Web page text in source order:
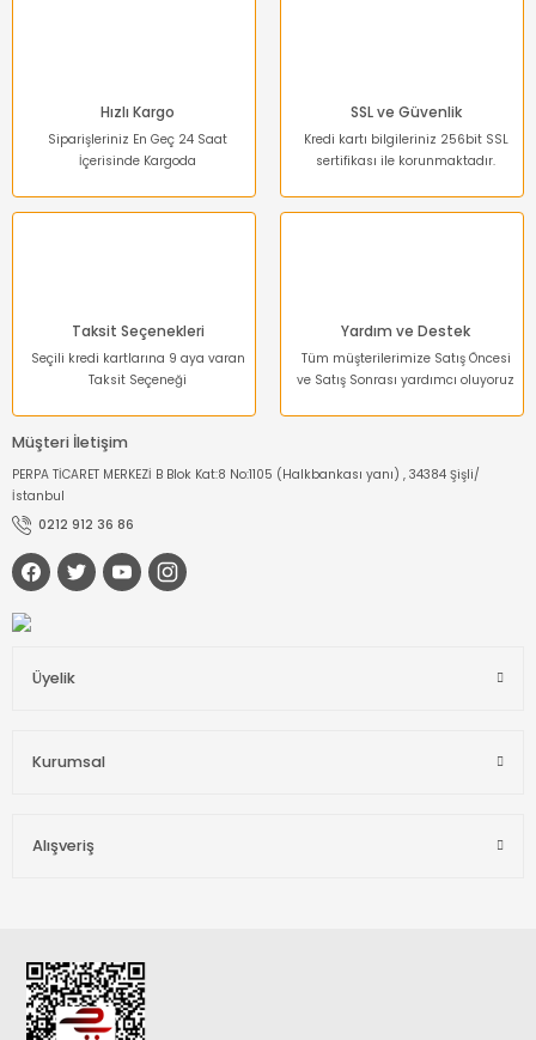
Hızlı Kargo
Siparişleriniz En Geç 24 Saat
İçerisinde Kargoda
SSL ve Güvenlik
Kredi kartı bilgileriniz 256bit SSL
sertifikası ile korunmaktadır.
Taksit Seçenekleri
Seçili kredi kartlarına 9 aya varan
Taksit Seçeneği
Yardım ve Destek
Tüm müşterilerimize Satış Öncesi
ve Satış Sonrası yardımcı oluyoruz
Müşteri İletişim
PERPA TİCARET MERKEZİ B Blok Kat:8 No:1105 (Halkbankası yanı) , 34384 Şişli/
İstanbul
0212 912 36 86
Üyelik
Kurumsal
Alışveriş